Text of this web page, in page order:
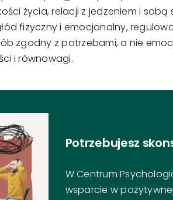
życia, relacji z jedzeniem i
fizyczny i emocjonalny,
zgodny z potrzebami, a nie
i równowagi.
Potrzebujesz
W Centrum
wsparcie w